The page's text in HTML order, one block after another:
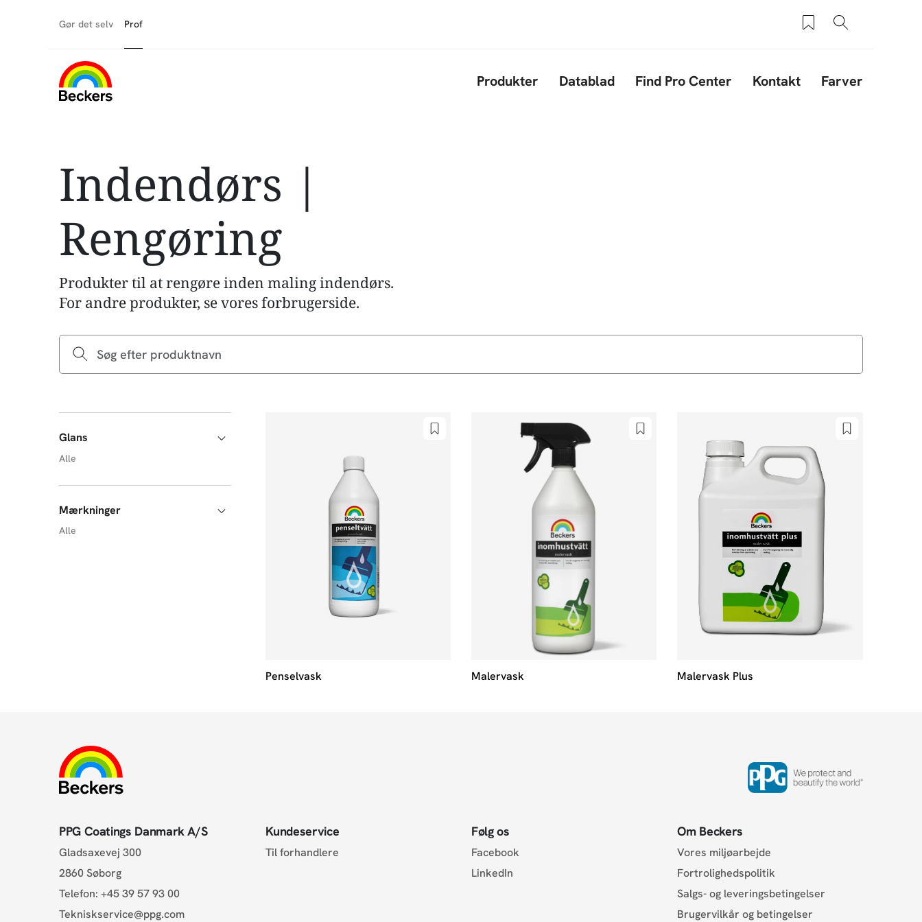
Gør det selv Prof Saved products
Søg
Produkter Datablad Find Pro Center Kontakt Farver
Indendørs |
Rengøring
Produkter til at rengøre inden maling indendørs.
For andre produkter, se vores forbrugerside.
Glans
Alle
Mærkninger
Alle
Penselvask Malervask Malervask Plus
PPG Coatings Danmark A/S
Gladsaxevej 300
2860 Søborg
Telefon:+45 39 57 93 00
Tekniskservice@ppg.com
Kundeservice
Til forhandlere
Følg os
Facebook
LinkedIn
Om Beckers
Vores miljøarbejde
Fortrolighedspolitik
Salgs- og leveringsbetingelser
Brugervilkår og betingelser